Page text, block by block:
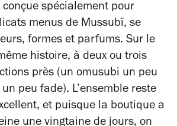
spécialement pour
menus de Mussubï, se
formes et parfums. Sur le
histoire, à deux ou trois
près (un omusubi un peu
peu fade). L’ensemble reste
et puisque la boutique a
une vingtaine de jours, on